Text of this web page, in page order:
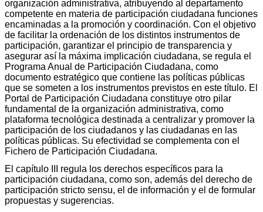
organización administrativa, atribuyendo al departamento
competente en materia de participación ciudadana funciones
encaminadas a la promoción y coordinación. Con el objetivo
de facilitar la ordenación de los distintos instrumentos de
participación, garantizar el principio de transparencia y
asegurar así la máxima implicación ciudadana, se regula el
Programa Anual de Participación Ciudadana, como
documento estratégico que contiene las políticas públicas
que se someten a los instrumentos previstos en este título. El
Portal de Participación Ciudadana constituye otro pilar
fundamental de la organización administrativa, como
plataforma tecnológica destinada a centralizar y promover la
participación de los ciudadanos y las ciudadanas en las
políticas públicas. Su efectividad se complementa con el
Fichero de Participación Ciudadana.
El capítulo III regula los derechos específicos para la
participación ciudadana, como son, además del derecho de
participación stricto sensu, el de información y el de formular
propuestas y sugerencias.